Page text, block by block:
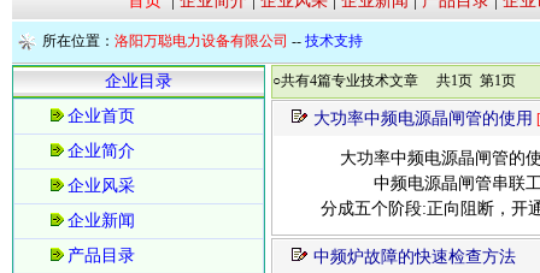
所在位置： 洛阳万聪电力设备有限公司 -- 技术支持
企业目录
企业首页
企业简介
企业风采
企业新闻
产品目录
○共有4篇专业技术文章 共1页 第1页
大功率中频电源晶闸管的使用
大功率中频电源晶闸管的
中频电源晶闸管串联工作
分成五个阶段:正向阻断，开
中频炉故障的快速检查方法